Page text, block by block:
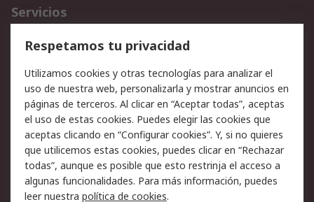
Servicios
Cómo realizar pedidos
Devoluciones
Facturación y pago
Ofertas
Soporte técnico
Legal
Aviso legal
Política de privacidad -
Actualizada
Política sobre cookies
Seguridad de emails
Certificaciones de
Condiciones de venta
Respetamos tu privacidad
Utilizamos cookies y otras tecnologías para analizar el
uso de nuestra web, personalizarla y mostrar anuncios en
páginas de terceros. Al clicar en “Aceptar todas”, aceptas
el uso de estas cookies. Puedes elegir las cookies que
aceptas clicando en “Configurar cookies”. Y, si no quieres
que utilicemos estas cookies, puedes clicar en “Rechazar
todas”, aunque es posible que esto restrinja el acceso a
algunas funcionalidades. Para más información, puedes
leer nuestra política de cookies.